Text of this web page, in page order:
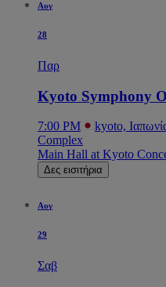
Αυγ
28
Παρ
Kyoto Symphony
7:00 PM kyoto,
Complex
Main Hall at Kyoto
Δες εισιτήρια
Αυγ
29
Σαβ